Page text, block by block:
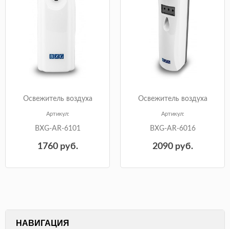
Освежитель воздуха
Артикул:
BXG-AR-6101
1760руб.
Освежитель воздуха
Артикул:
BXG-AR-6016
2090руб.
НАВИГАЦИЯ